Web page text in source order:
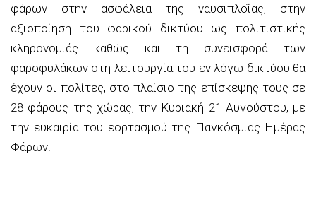
φάρων στην ασφάλεια της ναυσιπλοΐας, στην
αξιοποίηση του φαρικού δικτύου ως πολιτιστικής
κληρονομιάς καθώς και τη συνεισφορά των
φαροφυλάκων στη λειτουργία του εν λόγω δικτύου θα
έχουν οι πολίτες, στο πλαίσιο της επίσκεψης τους σε
28 φάρους της χώρας, την Κυριακή 21 Αυγούστου, με
την ευκαιρία του εορτασμού της Παγκόσμιας Ημέρας
Φάρων.